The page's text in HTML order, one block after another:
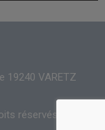
19240 VARETZ
réservés